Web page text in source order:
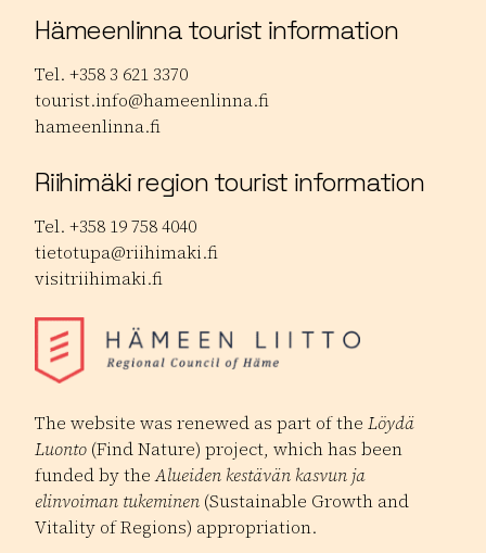
Hämeenlinna tourist information
Tel. +358 3 621 3370
tourist.info@hameenlinna.fi
hameenlinna.fi
Riihimäki region tourist information
Tel. +358 19 758 4040
tietotupa@riihimaki.fi
visitriihimaki.fi
The website was renewed as part of the Löydä
Luonto (Find Nature) project, which has been
funded by theAlueiden kestävän kasvun ja
elinvoiman tukeminen (Sustainable Growth and
Vitality of Regions) appropriation.